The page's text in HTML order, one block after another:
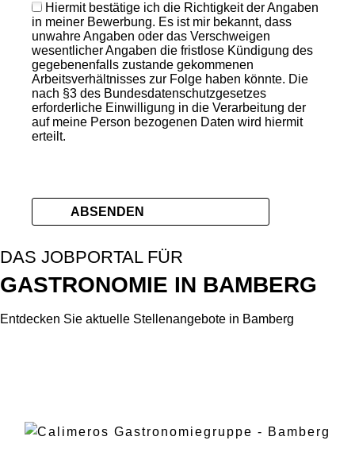
Hiermit bestätige ich die Richtigkeit der Angaben
in meiner Bewerbung. Es ist mir bekannt, dass
unwahre Angaben oder das Verschweigen
wesentlicher Angaben die fristlose Kündigung des
gegebenenfalls zustande gekommenen
Arbeitsverhältnisses zur Folge haben könnte. Die
nach §3 des Bundesdatenschutzgesetzes
erforderliche Einwilligung in die Verarbeitung der
auf meine Person bezogenen Daten wird hiermit
erteilt.
DAS JOBPORTAL FÜR
GASTRONOMIE IN BAMBERG
Entdecken Sie aktuelle Stellenangebote in Bamberg